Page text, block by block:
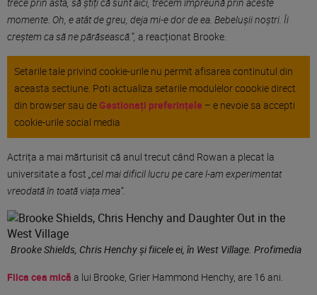
trece prin asta, să știți că sunt aici, trecem împreună prin aceste
momente. Oh, e atât de greu, deja mi-e dor de ea. Bebelușii noștri. Îi
creștem ca să ne părăsească.”, a reacționat Brooke.
Setarile tale privind cookie-urile nu permit afisarea continutul din
aceasta sectiune. Poti actualiza setarile modulelor coookie direct
din browser sau de Gestionați preferințele – e nevoie sa accepti
cookie-urile social media
Actrița a mai mărturisit că anul trecut când Rowan a plecat la
universitate a fost „cel mai dificil lucru pe care l-am experimentat
vreodată în toată viața mea”.
Brooke Shields, Chris Henchy și fiicele ei, în West Village. Profimedia
Fiica cea mică a lui Brooke, Grier Hammond Henchy, are 16 ani.